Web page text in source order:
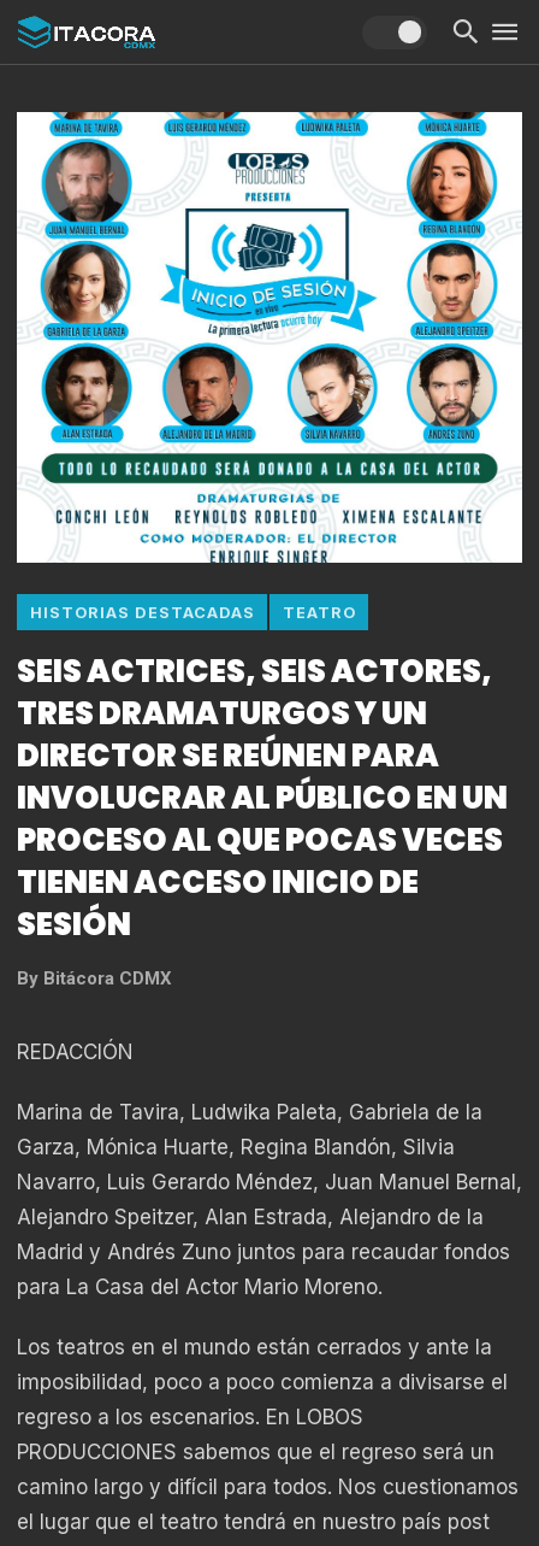
HISTORIAS DESTACADAS TEATRO
SEIS ACTRICES, SEIS ACTORES,
TRES DRAMATURGOS Y UN
DIRECTOR SE REÚNEN PARA
INVOLUCRAR AL PÚBLICO EN UN
PROCESO AL QUE POCAS VECES
TIENEN ACCESO INICIO DE
SESIÓN
By Bitácora CDMX
REDACCIÓN
Marina de Tavira, Ludwika Paleta, Gabriela de la
Garza, Mónica Huarte, Regina Blandón, Silvia
Navarro, Luis Gerardo Méndez, Juan Manuel Bernal,
Alejandro Speitzer, Alan Estrada, Alejandro de la
Madrid y Andrés Zuno juntos para recaudar fondos
para La Casa del Actor Mario Moreno.
Los teatros en el mundo están cerrados y ante la
imposibilidad, poco a poco comienza a divisarse el
regreso a los escenarios. En LOBOS
PRODUCCIONES sabemos que el regreso será un
camino largo y difícil para todos. Nos cuestionamos
el lugar que el teatro tendrá en nuestro país post